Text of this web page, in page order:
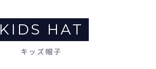
KIDS HAT
キッズ帽子